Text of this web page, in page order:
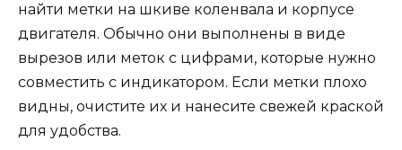
найти метки на шкиве коленвала и корпусе
двигателя. Обычно они выполнены в виде
вырезов или меток с цифрами, которые нужно
совместить с индикатором. Если метки плохо
видны, очистите их и нанесите свежей краской
для удобства.